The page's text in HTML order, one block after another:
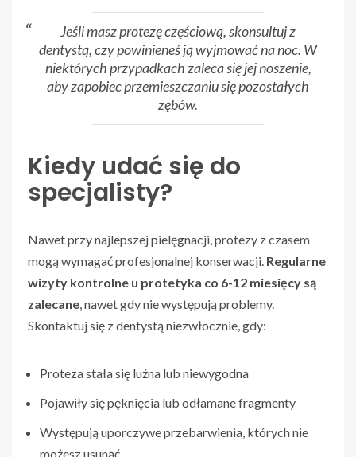
Jeśli masz protezę częściową, skonsultuj z
dentystą, czy powinieneś ją wyjmować na noc. W
niektórych przypadkach zaleca się jej noszenie,
aby zapobiec przemieszczaniu się pozostałych
zębów.
Kiedy udać się do
specjalisty?
Nawet przy najlepszej pielęgnacji, protezy z czasem
mogą wymagać profesjonalnej konserwacji. Regularne
wizyty kontrolne u protetyka co 6-12 miesięcy są
zalecane , nawet gdy nie występują problemy.
Skontaktuj się z dentystą niezwłocznie, gdy:
Proteza stała się luźna lub niewygodna
Pojawiły się pęknięcia lub odłamane fragmenty
Występują uporczywe przebarwienia, których nie
możesz usunąć